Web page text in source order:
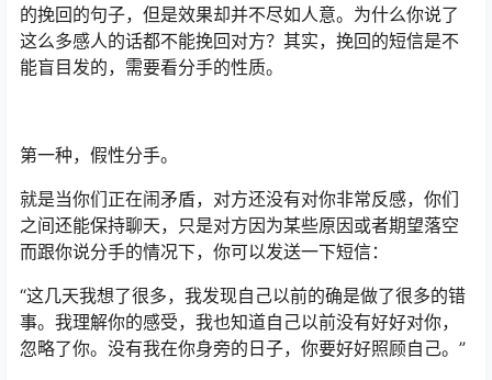
的挽回的句子，但是效果却并不尽如人意。为什么你说了
这么多感人的话都不能挽回对方？其实，挽回的短信是不
能盲目发的，需要看分手的性质。
第一种，假性分手。
就是当你们正在闹矛盾，对方还没有对你非常反感，你们
之间还能保持聊天，只是对方因为某些原因或者期望落空
而跟你说分手的情况下，你可以发送一下短信：
“这几天我想了很多，我发现自己以前的确是做了很多的错
事。我理解你的感受，我也知道自己以前没有好好对你，
忽略了你。没有我在你身旁的日子，你要好好照顾自己。”